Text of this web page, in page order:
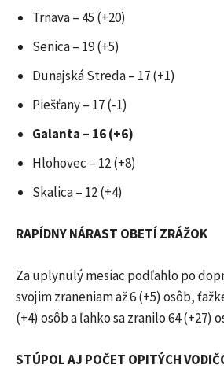
Trnava – 45 (+20)
Senica – 19 (+5)
Dunajská Streda – 17 (+1)
Piešťany – 17 (-1)
Galanta – 16 (+6)
Hlohovec – 12 (+8)
Skalica – 12 (+4)
RAPÍDNY NÁRAST OBETÍ ZRÁŽOK
Za uplynulý mesiac podľahlo po
svojim zraneniam až 6 (+5) osôb,
(+4) osôb a ľahko sa zranilo 64 (+27)
STÚPOL AJ POČET OPITÝCH